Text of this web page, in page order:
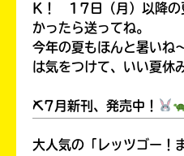
K！ 17日（月）以降の
かったら送ってね。
今年の夏もほんと暑いね
は気をつけて、いい夏休
⛏7月新刊、発売中！
大人気の「レッツゴー！